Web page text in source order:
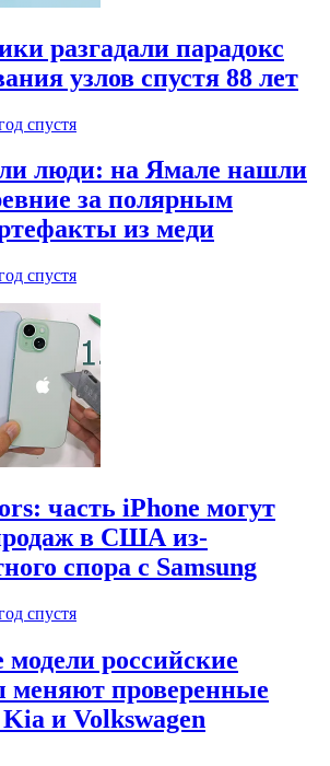
разгадали парадокс
узлов спустя 88 лет
спустя
люди: на Ямале нашли
за полярным
из меди
спустя
часть iPhone могут
в США из-
спора с Samsung
спустя
российские
меняют проверенные
и Volkswagen